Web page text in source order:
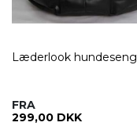
Læderlook hundeseng
FRA
299,00 DKK